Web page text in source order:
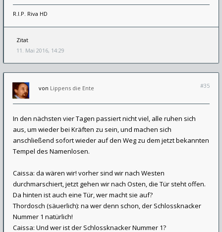
R.I.P. Riva HD
Zitat
11. Mai 2016, 14:29
#35
von Lippens die Ente
In den nächsten vier Tagen passiert nicht viel, alle ruhen sich
aus, um wieder bei Kräften zu sein, und machen sich
anschließend sofort wieder auf den Weg zu dem jetzt bekannten
Tempel des Namenlosen.
Caissa: da wären wir! vorher sind wir nach Westen
durchmarschiert, jetzt gehen wir nach Osten, die Tür steht offen.
Da hinten ist auch eine Tür, wer macht sie auf?
Thordosch (säuerlich): na wer denn schon, der Schlossknacker
Nummer 1 natürlich!
Caissa: Und wer ist der Schlossknacker Nummer 1?